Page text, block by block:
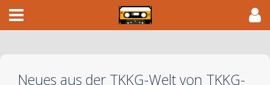
Neues aus der TKKG-Welt von TKKG-